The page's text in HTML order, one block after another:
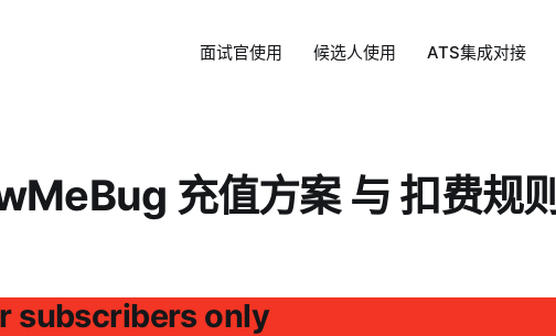
面试官使用 候选人使用 ATS集成对接
充值方案 与 扣费规则
subscribers only